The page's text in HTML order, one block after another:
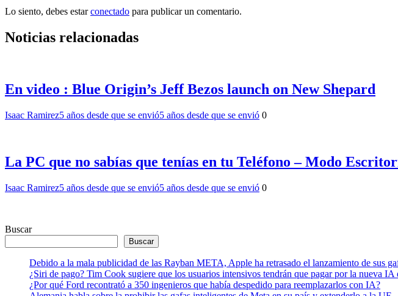
Lo siento, debes estarconectado para publicar un comentario.
Noticias relacionadas
En video : Blue Origin’s Jeff Bezos launch on New Shepard
Isaac Ramirez5 años desde que se envió5 años desde que se envió 0
La PC que no sabías que tenías en tu Teléfono – Modo
Isaac Ramirez5 años desde que se envió5 años desde que se envió 0
Buscar
Buscar
Debido a la mala publicidad de las Rayban META, Apple ha retrasado el lanzamiento de sus
¿Siri de pago? Tim Cook sugiere que los usuarios intensivos tendrán que pagar por la nueva IA
¿Por qué Ford recontrató a 350 ingenieros que había despedido para reemplazarlos con IA?